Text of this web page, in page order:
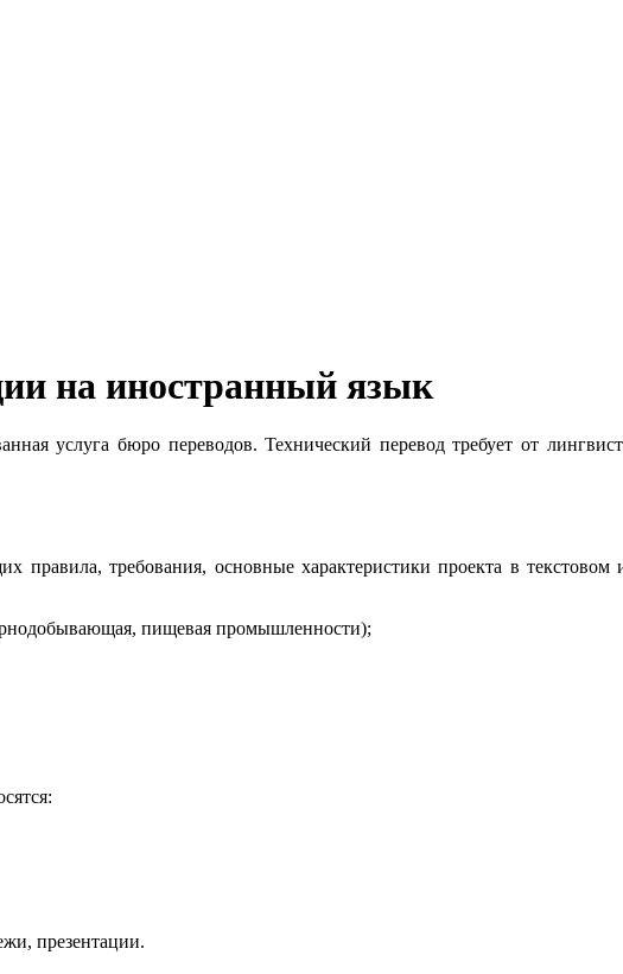
на иностранный язык
услуга бюро переводов. Технический перевод требует от
правила, требования, основные характеристики проекта в
пищевая промышленности);
презентации.